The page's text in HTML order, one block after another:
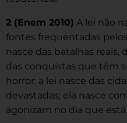
2 (Enem 2010) A lei não
fontes frequentadas
nasce das batalhas reais,
das conquistas que têm
horror: a lei nasce das
devastadas; ela nasce
agonizam no dia que